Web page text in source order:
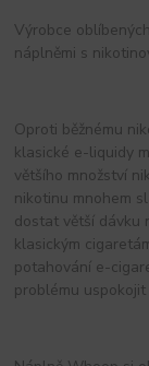
Výrobce
náplněmi s
Oproti běžnému
klasické e-liquidy
většího množství
nikotinu mnohem
dostat větší dávku
klasickým
potahování e-
problému